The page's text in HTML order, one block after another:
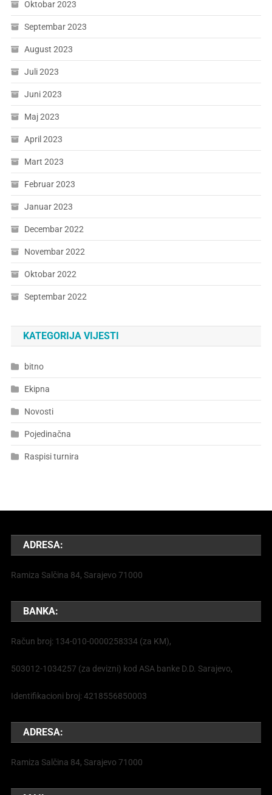
Oktobar 2023
Septembar 2023
August 2023
Juli 2023
Juni 2023
Maj 2023
April 2023
Mart 2023
Februar 2023
Januar 2023
Decembar 2022
Novembar 2022
Oktobar 2022
Septembar 2022
KATEGORIJA VIJESTI
bitno
Ekipna
Novosti
Pojedinačna
Raspisi turnira
ADRESA:
Ramiza Salčina 84, Sarajevo 71000
BANKA:
Račun broj: 134-010-0000258334 (za KM),
503012-1034257 (za devizni) kod ASA banke D.D. Sarajevo,
Identifikacioni broj: 4218556850003
ADRESA:
Ramiza Salčina 84, Sarajevo 71000